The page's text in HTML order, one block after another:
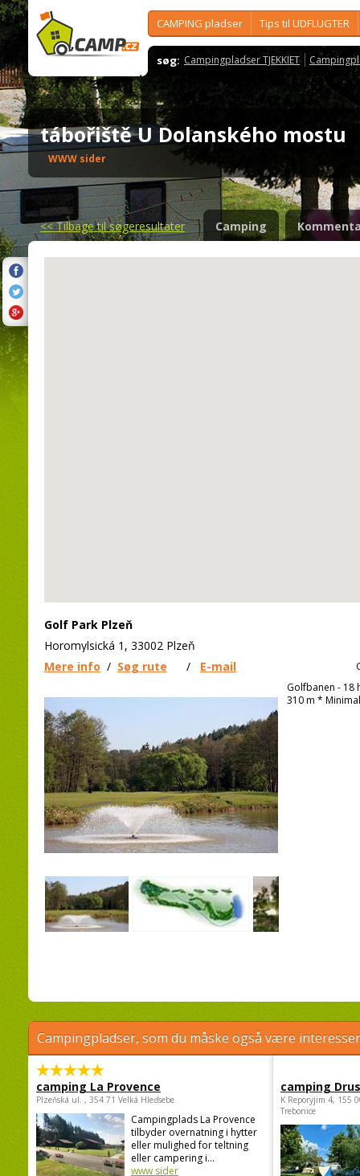
CAMPING pladser Tips til UDFLUGTER
søg: Campingpladser TJEKKIET
tábořiště U Dolanského mostu
WWW sider
<<Tilbage til søgeresultater Camping
Golf Park Plzeň
Horomylsická 1, 33002 Plzeň
Mere info / Søg rute / E-mail
Golfbanen - 18
310 m *
Campingpladser, som du måske også være
camping La Provence
Plzeňská ul. , 354 71 Velká Hleďsebe
Campingplads La Provence
tilbyder overnatning i hytter
eller mulighed for teltning
eller campering i...
www sider
camping
K Reporyjim 4, 155
Trebonice